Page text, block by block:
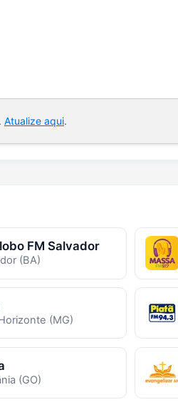
Atualize aqui.
FM Salvador
(BA)
(MG)
(GO)